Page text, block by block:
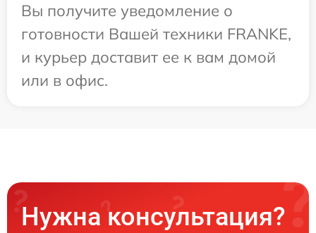
Вы получите уведомление о
готовности Вашей техники FRANKE,
и курьер доставит ее к вам домой
или в офис.
Нужна консультация?